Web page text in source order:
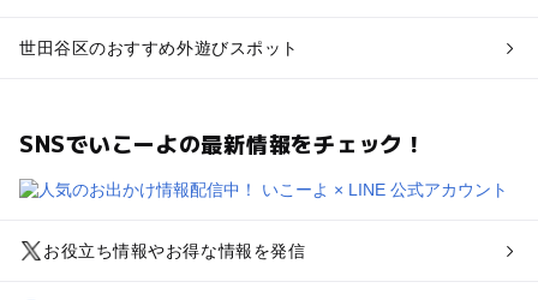
世田谷区のおすすめ外遊びスポット
SNSでいこーよの最新情報をチェック！
お役立ち情報やお得な情報を発信